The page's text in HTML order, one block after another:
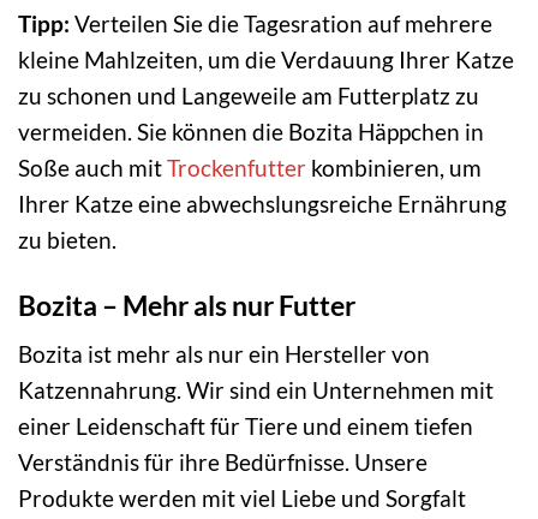
Tipp: Verteilen Sie die Tagesration auf mehrere
kleine Mahlzeiten, um die Verdauung Ihrer Katze
zu schonen und Langeweile am Futterplatz zu
vermeiden. Sie können die Bozita Häppchen in
Soße auch mitTrockenfutter kombinieren, um
Ihrer Katze eine abwechslungsreiche Ernährung
zu bieten.
Bozita – Mehr als nur Futter
Bozita ist mehr als nur ein Hersteller von
Katzennahrung. Wir sind ein Unternehmen mit
einer Leidenschaft für Tiere und einem tiefen
Verständnis für ihre Bedürfnisse. Unsere
Produkte werden mit viel Liebe und Sorgfalt